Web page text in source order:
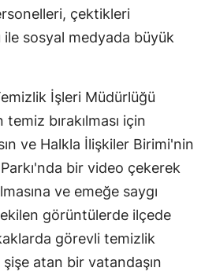
Tekirdağ
Tunceli
Şanlıurfa
Uşak
Van
çektikleri
ile sosyal medyada büyük
İşleri Müdürlüğü
bırakılması için
ve Halkla İlişkiler Birimi'nin
bir video çekerek
ve emeğe saygı
görüntülerde ilçede
görevli temizlik
atan bir vatandaşın